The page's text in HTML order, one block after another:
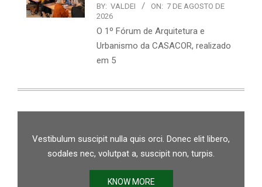
BY: VALDEI ON: 7 DE AGOSTO DE
2026
O 1º Fórum de Arquitetura e
Urbanismo da CASACOR, realizado
em 5
Vestibulum suscipit nulla quis orci. Donec elit libero,
sodales nec, volutpat a, suscipit non, turpis.
KNOW MORE